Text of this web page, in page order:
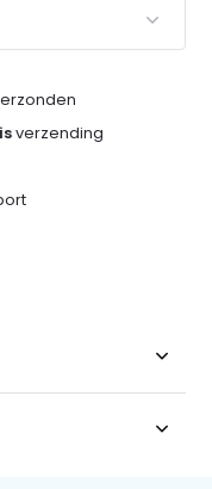
verzending